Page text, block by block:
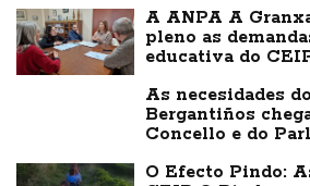
A ANPA A
pleno as
educativa do
As necesidades
Bergantiños
Concello e do
O Efecto Pindo: